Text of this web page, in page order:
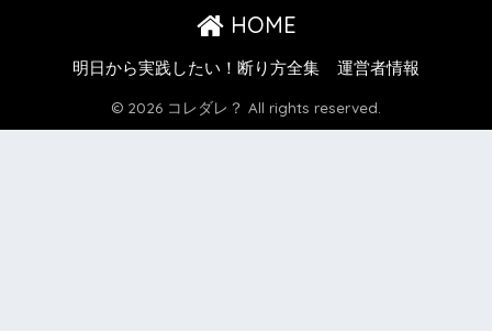
HOME
明日から実践したい！断り方全集 運営者情報
© 2026 コレダレ？ All rights reserved.